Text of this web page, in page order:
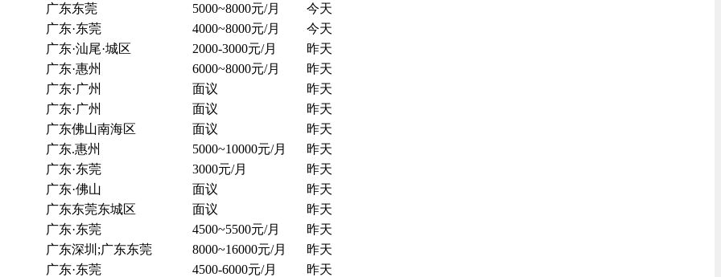
广东东莞
5000~8000元/月
今天
广东·东莞
4000~8000元/月
今天
广东·汕尾·城区
2000-3000元/月
昨天
广东·惠州
6000~8000元/月
昨天
广东·广州
面议
昨天
广东·广州
面议
昨天
广东佛山南海区
面议
昨天
广东.惠州
5000~10000元/月
昨天
广东·东莞
3000元/月
昨天
广东·佛山
面议
昨天
广东东莞东城区
面议
昨天
广东·东莞
4500~5500元/月
昨天
广东深圳;广东东莞
8000~16000元/月
昨天
广东·东莞
4500-6000元/月
昨天